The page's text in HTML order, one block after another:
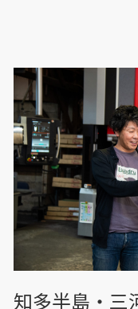
知多半島・三